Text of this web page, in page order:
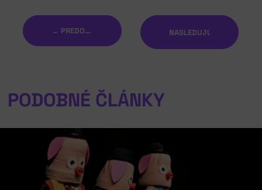
← PREDOŠLÝ NASLEDUJÚCI →
PODOBNÉ ČLÁNKY